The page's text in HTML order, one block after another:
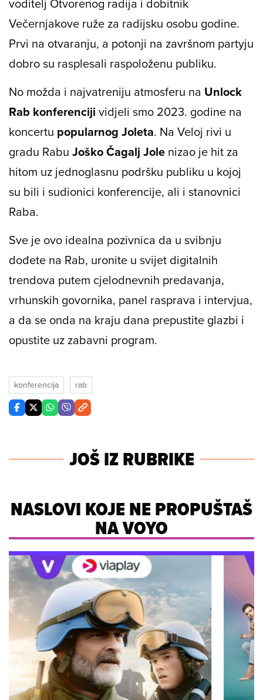
Večernjakove ruže za radijsku osobu godine.
Prvi na otvaranju, a potonji na završnom partyju
dobro su rasplesali raspoloženu publiku.
No možda i najvatreniju atmosferu na Unlock
Rab konferenciji vidjeli smo 2023. godine na
koncertu popularnog Joleta. Na Veloj rivi u
gradu Rabu Joško Čagalj Jole nizao je hit za
hitom uz jednoglasnu podršku publiku u kojoj
su bili i sudionici konferencije, ali i stanovnici
Raba.
Sve je ovo idealna pozivnica da u svibnju
dođete na Rab, uronite u svijet digitalnih
trendova putem cjelodnevnih predavanja,
vrhunskih govornika, panel rasprava i intervjua,
a da se onda na kraju dana prepustite glazbi i
opustite uz zabavni program.
konferencija rab
JOŠ IZ RUBRIKE
NASLOVI KOJE NE PROPUŠTAŠ
NA VOYO